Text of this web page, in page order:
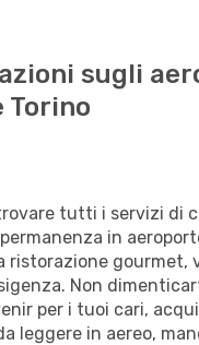
sugli
Torino
tutti i servizi di
in
ristorazione gourmet,
Non
per i tuoi cari,
leggere in aereo,